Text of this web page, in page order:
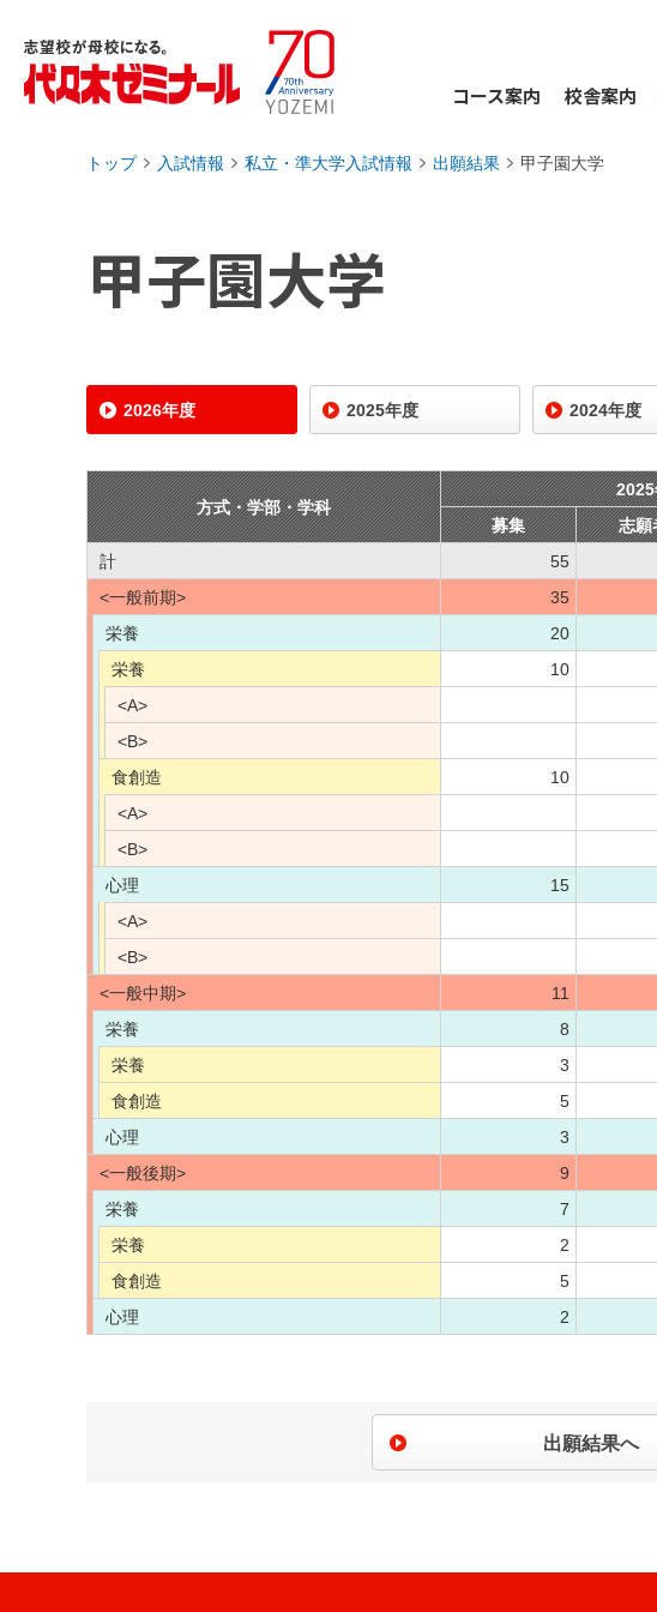
コース案内 校舎案内
トップ 入試情報 私立・準大学入試情報 出願結果 甲子園大学
甲子園大学
2026年度 2025年度 2024年度
方式・学部・学科
募集
志願
計
55
<一般前期>
35
栄養
20
栄養
10
<A>
<B>
食創造
10
<A>
<B>
心理
15
<A>
<B>
<一般中期>
11
栄養
8
栄養
3
食創造
5
心理
3
<一般後期>
9
栄養
7
栄養
2
食創造
5
心理
2
出願結果へ